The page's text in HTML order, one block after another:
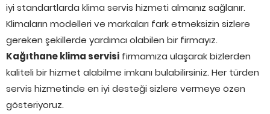
iyi standartlarda klima servis hizmeti almanız sağlanır.
Klimaların modelleri ve markaları fark etmeksizin sizlere
gereken şekillerde yardımcı olabilen bir firmayız.
Kağıthane klima servisi firmamıza ulaşarak bizlerden
kaliteli bir hizmet alabilme imkanı bulabilirsiniz. Her türden
servis hizmetinde en iyi desteği sizlere vermeye özen
gösteriyoruz.